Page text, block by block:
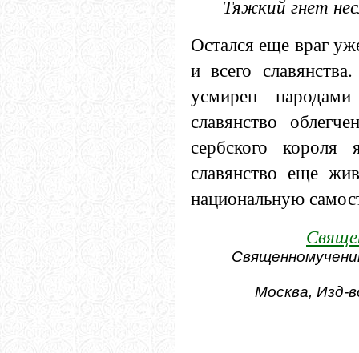
Тяжкий гнет
Остался еще враг
и всего
усмирен
славянство
сербского короля
славянство еще
национальную
Москва, Изд-